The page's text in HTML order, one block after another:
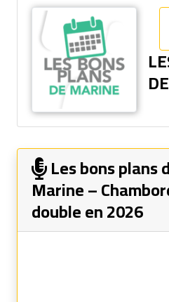
Les bons plans
Marine –
double en 2026